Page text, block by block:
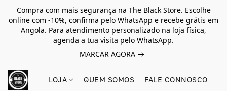
Compra com mais segurança na The Black Store. Escolhe
online com -10%, confirma pelo WhatsApp e recebe grátis em
Angola. Para atendimento personalizado na loja física,
agenda a tua visita pelo WhatsApp.
MARCAR AGORA
LOJA QUEM SOMOS FALE CONNOSCO